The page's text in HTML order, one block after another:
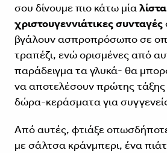
σου δίνουμε πιο κάτω μία
χριστουγεννιάτικες συνταγές
βγάλουν ασπροπρόσωπο σε
τραπέζι, ενώ ορισμένες από
παράδειγμα τα γλυκά- θα
να αποτελέσουν πρώτης τάξης
δώρα-κεράσματα για
Από αυτές, φτιάξε
με σάλτσα κράνμπερι, ένα